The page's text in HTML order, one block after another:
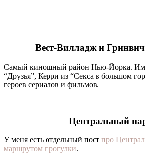
Вест-Вилладж и
Самый киношный район Нью-Йорка.
“Друзья”, Керри из “Секса в большом
героев сериалов и фильмов.
Центральный
У меня есть отдельный пост про
маршрутом прогулки.